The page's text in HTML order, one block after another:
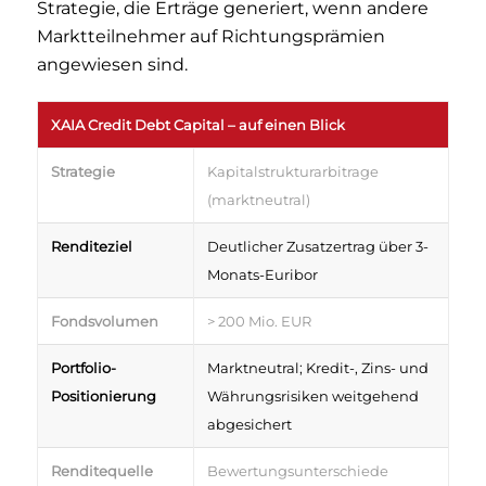
Strategie, die Erträge generiert, wenn andere
Marktteilnehmer auf Richtungsprämien
angewiesen sind.
XAIA Credit Debt Capital – auf einen Blick
Strategie
Kapitalstrukturarbitrage
(marktneutral)
Renditeziel
Deutlicher Zusatzertrag über 3-
Monats-Euribor
Fondsvolumen > 200 Mio. EUR
Portfolio-
Positionierung
Marktneutral; Kredit-, Zins- und
Währungsrisiken weitgehend
abgesichert
Renditequelle Bewertungsunterschiede